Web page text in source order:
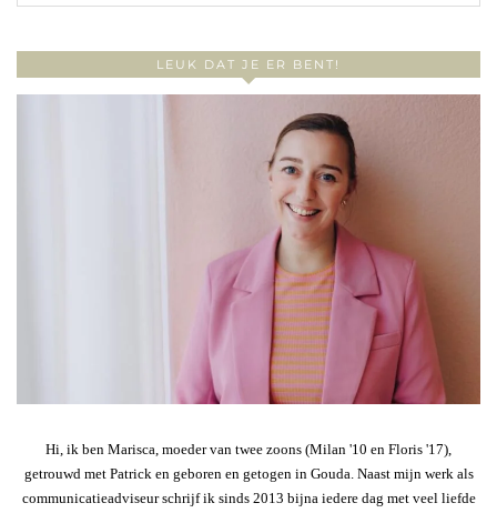
LEUK DAT JE ER BENT!
Hi, ik ben Marisca, moeder van twee zoons (Milan '10 en Floris '17),
getrouwd met Patrick en geboren en getogen in Gouda. Naast mijn werk als
communicatieadviseur schrijf ik sinds 2013 bijna iedere dag met veel liefde